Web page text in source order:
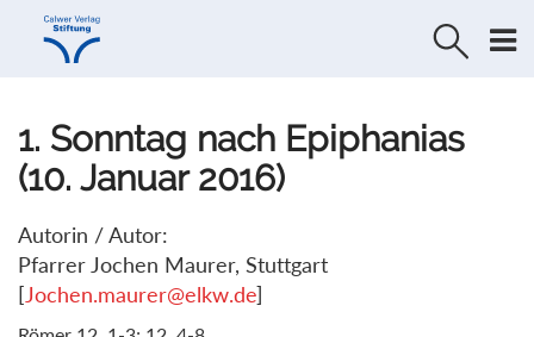
Direkt
Direkt
1. Sonntag nach Epiphanias
(10. Januar 2016)
Autorin / Autor:
Pfarrer Jochen Maurer, Stuttgart
[Jochen.maurer@elkw.de]